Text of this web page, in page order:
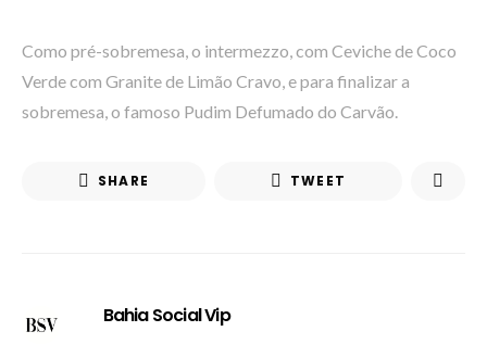
Como pré-sobremesa, o intermezzo, com Ceviche de Coco
Verde com Granite de Limão Cravo, e para finalizar a
sobremesa, o famoso Pudim Defumado do Carvão.
SHARE TWEET
Bahia Social Vip